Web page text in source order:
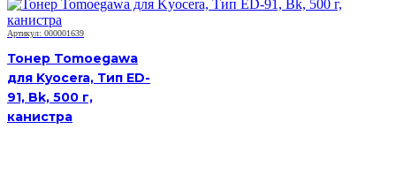
банка
50г,
совместимый,
для
TK-
5230M
Артикул: 000001639
Тонер Tomoegawa
для Kyocera, Тип ED-
91, Bk, 500 г,
канистра